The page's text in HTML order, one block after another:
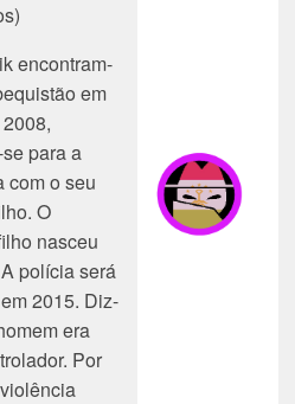
encontram-
em
para a
com o seu
O
nasceu
polícia será
2015. Diz-
era
Por